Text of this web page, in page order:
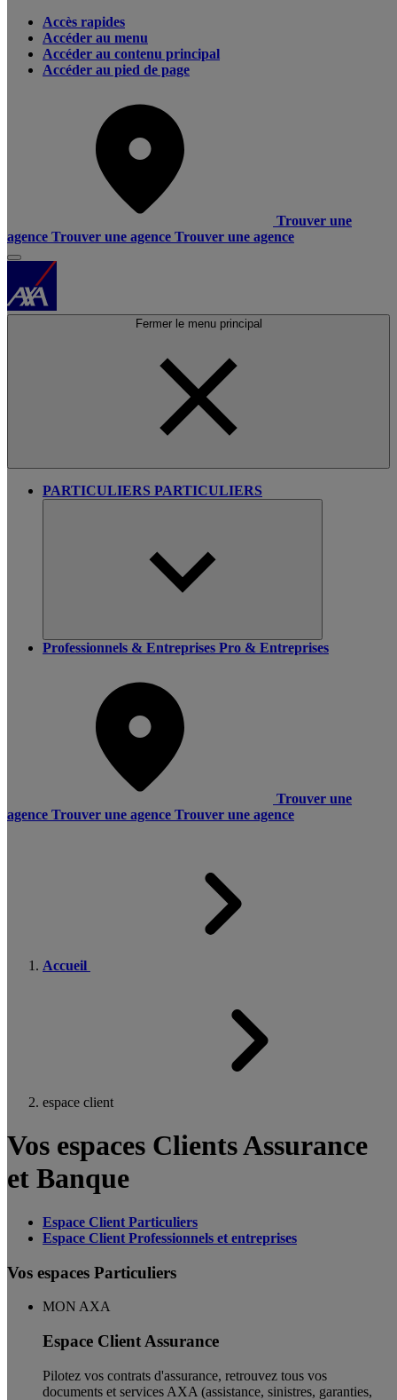
Accès rapides
Accéder au menu
Accéder au contenu principal
Accéder au pied de page
Trouver une
agence Trouver une agence Trouver une agence
Fermer le menu principal
PARTICULIERS PARTICULIERS
Professionnels & Entreprises Pro & Entreprises
Trouver une
agence Trouver une agence Trouver une agence
Accueil
espace client
Vos espaces Clients Assurance
et Banque
Espace Client Particuliers
Espace Client Professionnels et entreprises
Vos espaces Particuliers
MON AXA
Espace Client Assurance
Pilotez vos contrats d'assurance, retrouvez tous vos
documents et services AXA (assistance, sinistres, garanties,